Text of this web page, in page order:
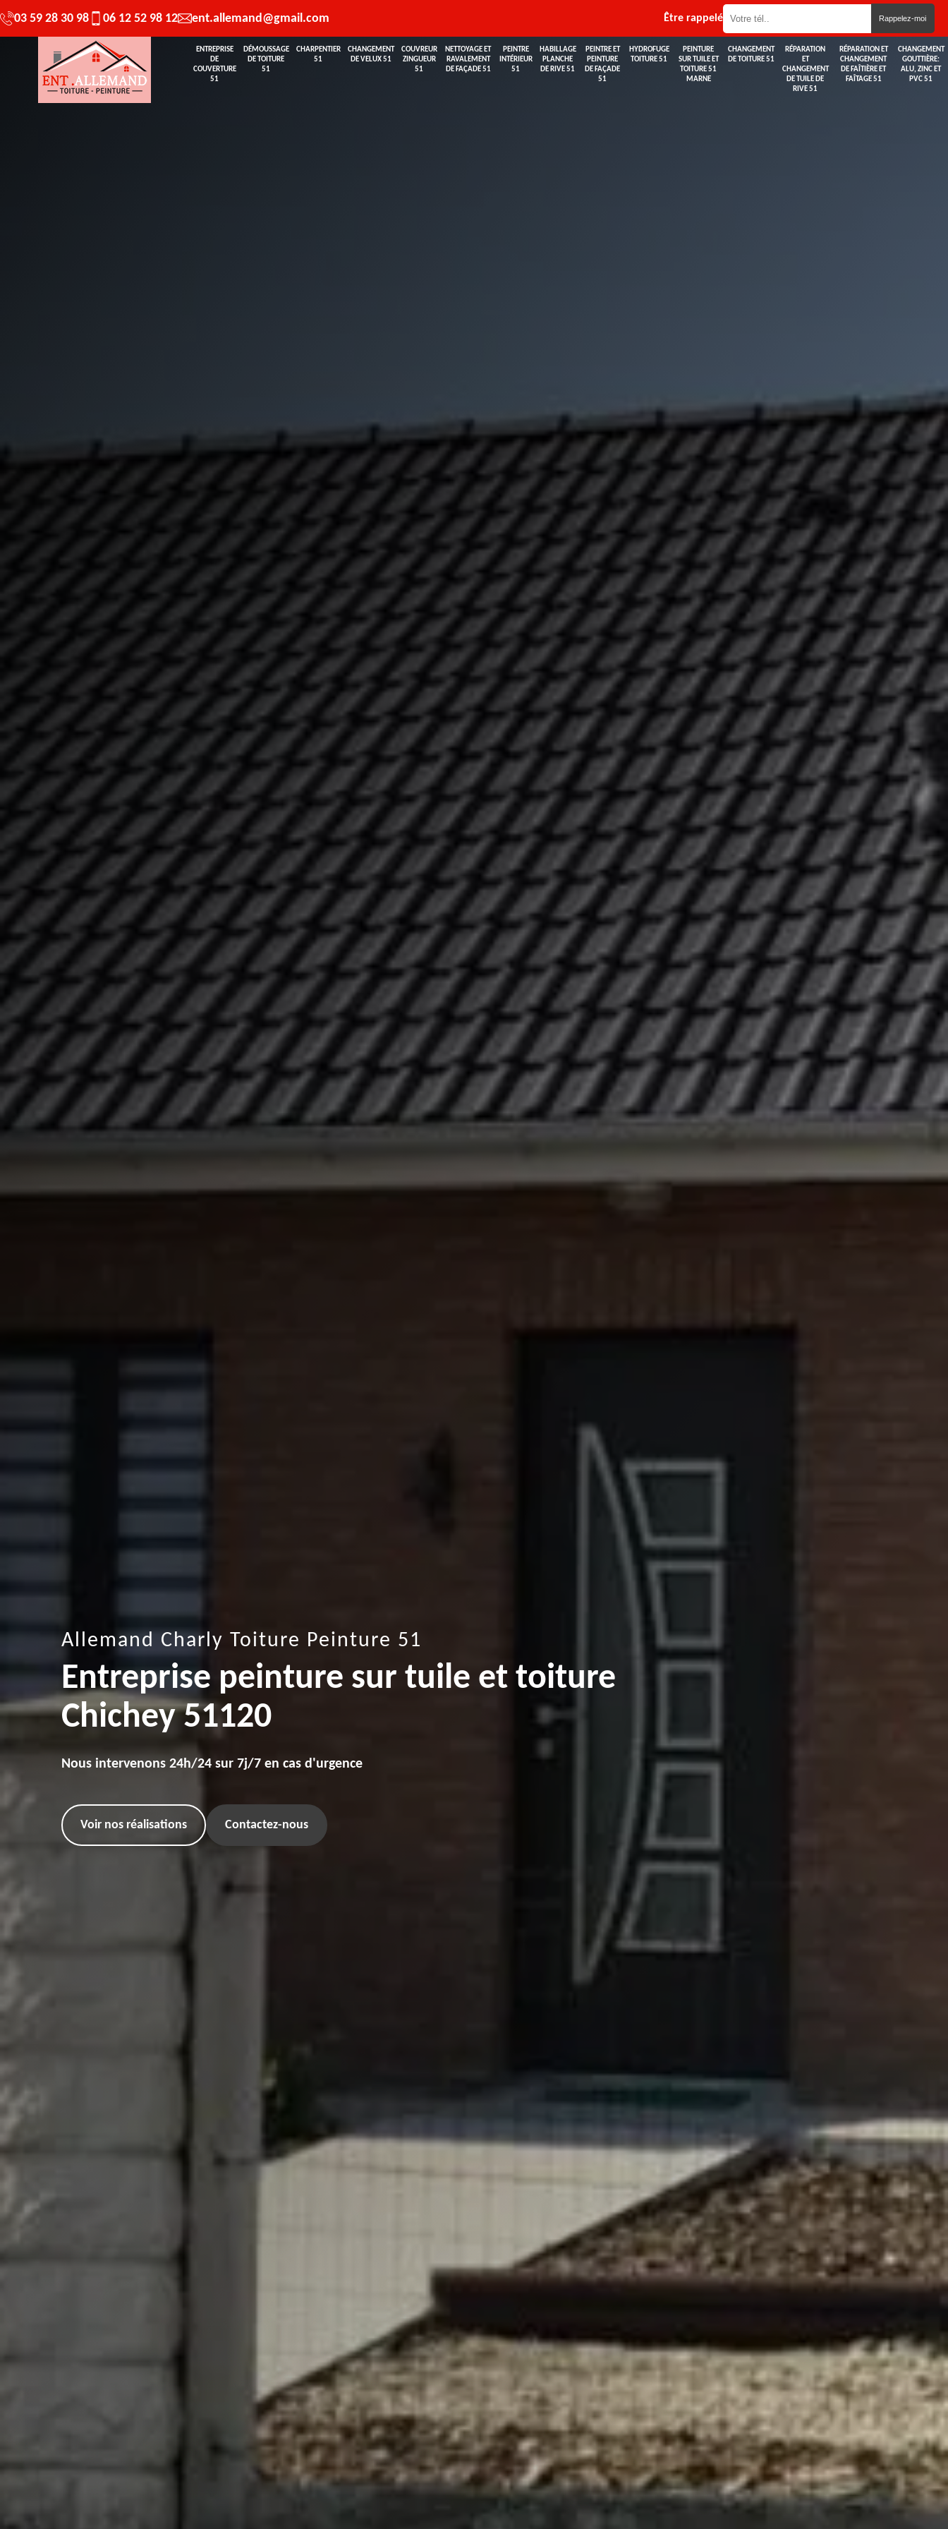
03 59 28 30 98 06 12 52 98 12 ent.allemand@gmail.com Être rappelé
ENTREPRISE
DE
COUVERTURE
51
DÉMOUSSAGE
DE TOITURE
51
CHARPENTIER
51
CHANGEMENT
DE VELUX 51
COUVREUR
ZINGUEUR
51
NETTOYAGE ET
RAVALEMENT
DE FAÇADE 51
PEINTRE
INTÉRIEUR
51
HABILLAGE
PLANCHE
DE RIVE 51
PEINTRE ET
PEINTURE
DE FAÇADE
51
HYDROFUGE
TOITURE 51
PEINTURE
SUR TUILE ET
TOITURE 51
MARNE
CHANGEMENT
DE TOITURE 51
RÉPARATION
ET
CHANGEMENT
DE TUILE DE
RIVE 51
RÉPARATION ET
CHANGEMENT
DE FAÎTIÈRE ET
FAÎTAGE 51
CHANGEMENT
GOUTTIÈRE:
ALU, ZINC ET
PVC 51
Allemand Charly Toiture Peinture 51
Entreprise peinture sur tuile et toiture
Chichey 51120
Nous intervenons 24h/24 sur 7j/7 en cas d'urgence
Voir nos réalisations Contactez-nous